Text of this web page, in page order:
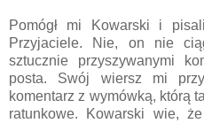
Pomógł mi Kowarski i
Przyjaciele. Nie, on nie
sztucznie przyszywanymi
posta. Swój wiersz mi
komentarz z wymówką, którą
ratunkowe. Kowarski wie,